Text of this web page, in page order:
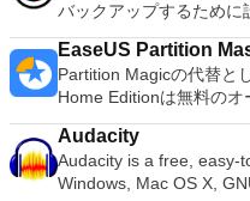
バックアップするために
ルアプリケーションで
ード、DST修正、完全な
びフォルダーの正確な包
が含まれています。また
の高度なパス形式やド
ラ、グラフィカルインタ
ードを備えています。
たは双方向のファイル同
EaseUS Partition
Partition Magicの代替と
Home Editionは無料のオ
ーションおよびディス
ョンの拡張（特にシステ
理、MBRおよびGUIDパ
クのディスク領域不足の
Audacity
Audacity is a free, easy-
Windows, Mac OS X,